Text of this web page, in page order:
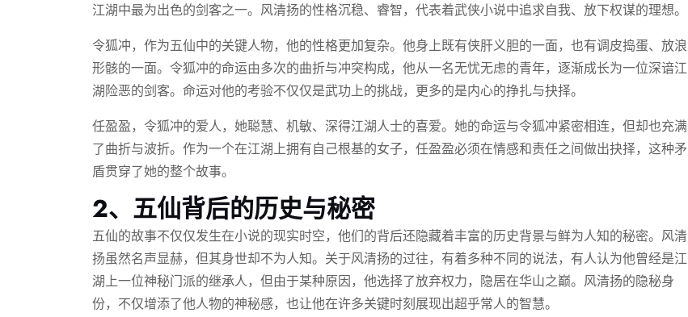
江湖中最为出色的剑客之一。风清扬的性格沉稳、睿智，代表着武侠小说中追求自我、放下权谋的理想。
令狐冲，作为五仙中的关键人物，他的性格更加复杂。他身上既有侠肝义胆的一面，也有调皮捣蛋、放浪
形骸的一面。令狐冲的命运由多次的曲折与冲突构成，他从一名无忧无虑的青年，逐渐成长为一位深谙江
湖险恶的剑客。命运对他的考验不仅仅是武功上的挑战，更多的是内心的挣扎与抉择。
任盈盈，令狐冲的爱人，她聪慧、机敏、深得江湖人士的喜爱。她的命运与令狐冲紧密相连，但却也充满
了曲折与波折。作为一个在江湖上拥有自己根基的女子，任盈盈必须在情感和责任之间做出抉择，这种矛
盾贯穿了她的整个故事。
2、五仙背后的历史与秘密
五仙的故事不仅仅发生在小说的现实时空，他们的背后还隐藏着丰富的历史背景与鲜为人知的秘密。风清
扬虽然名声显赫，但其身世却不为人知。关于风清扬的过往，有着多种不同的说法，有人认为他曾经是江
湖上一位神秘门派的继承人，但由于某种原因，他选择了放弃权力，隐居在华山之巅。风清扬的隐秘身
份，不仅增添了他人物的神秘感，也让他在许多关键时刻展现出超乎常人的智慧。